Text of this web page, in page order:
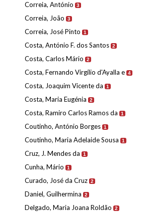
Correia, António 3
Correia, João 3
Correia, José Pinto 1
Costa, António F. dos Santos 2
Costa, Carlos Mário 2
Costa, Fernando Virgílio d'Ayalla e 4
Costa, Joaquim Vicente da 1
Costa, Maria Eugénia 2
Costa, Ramiro Carlos Ramos da 1
Coutinho, António Borges 1
Coutinho, Maria Adelaide Sousa 1
Cruz, J. Mendes da 1
Cunha, Mário 1
Curado, José da Cruz 2
Daniel, Guilhermina 2
Delgado, Maria Joana Roldão 2